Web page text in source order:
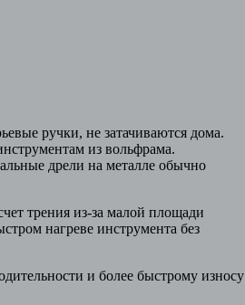
ручки, не затачиваются дома.
из вольфрама.
дрели на металле обычно
трения из-за малой площади
нагреве инструмента без
и более быстрому износу